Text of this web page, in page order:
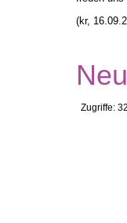
(kr,
Zugriffe: